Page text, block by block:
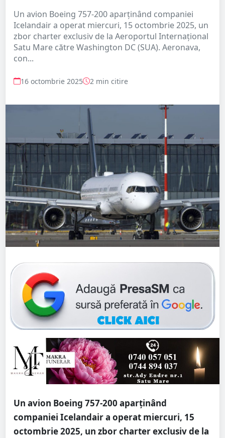
Un avion Boeing 757-200 aparținând companiei
Icelandair a operat miercuri, 15 octombrie 2025, un
zbor charter exclusiv de la Aeroportul Internațional
Satu Mare către Washington DC (SUA). Aeronava,
con...
16 octombrie 2025 2 min citire
Un avion Boeing 757-200 aparținând
companiei Icelandair a operat miercuri, 15
octombrie 2025, un zbor charter exclusiv de la